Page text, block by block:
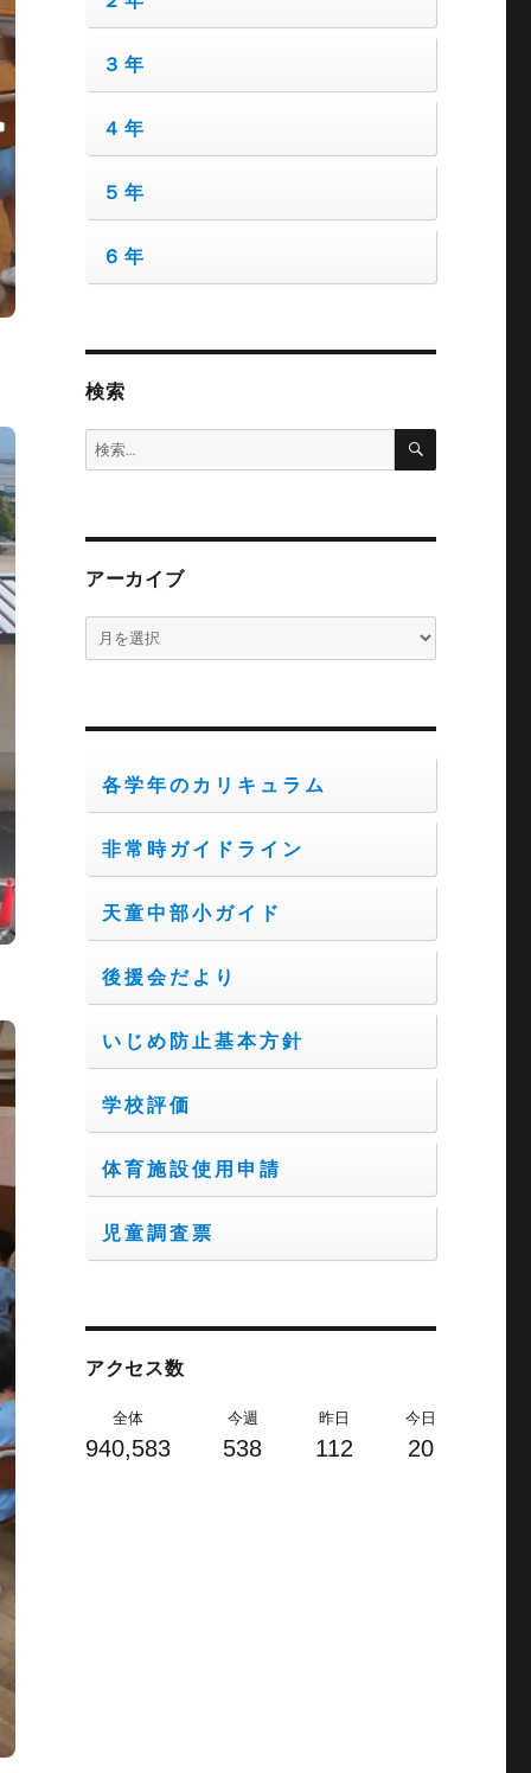
３年
４年
５年
６年
検索
検
索:
検
アーカイブ
ブ
各学年のカリキュラム
非常時ガイドライン
天童中部小ガイド
後援会だより
いじめ防止基本方針
学校評価
体育施設使用申請
児童調査票
アクセス数
全体
940,583
今週
538
昨日
112
今日
20